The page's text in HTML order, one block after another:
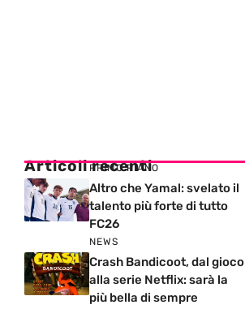
Articoli recenti
PRIMO PIANO
Altro che Yamal: svelato il
talento più forte di tutto
FC26
NEWS
Crash Bandicoot, dal gioco
alla serie Netflix: sarà la
più bella di sempre